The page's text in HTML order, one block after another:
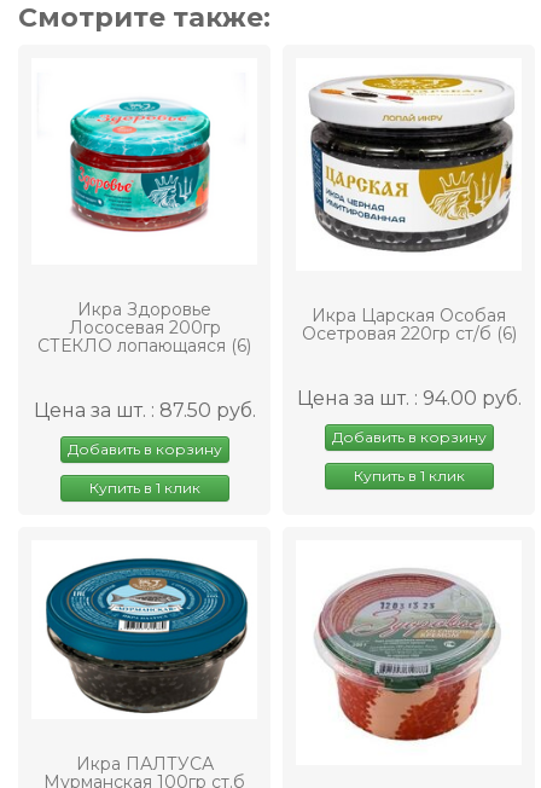
Смотрите также:
Икра Здоровье
Лососевая 200гр
СТЕКЛО лопающаяся (6)
Цена за шт. : 87.50 руб.
Добавить в корзину
Купить в 1 клик
Икра Царская Особая
Осетровая 220гр ст/б (6)
Цена за шт. : 94.00 руб.
Добавить в корзину
Купить в 1 клик
Икра ПАЛТУСА
Мурманская 100гр ст.б